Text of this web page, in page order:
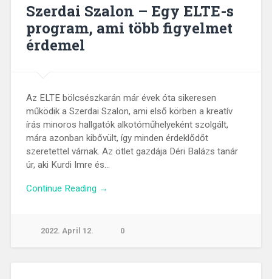
Szerdai Szalon – Egy ELTE-s
program, ami több figyelmet
érdemel
Az ELTE bölcsészkarán már évek óta sikeresen
működik a Szerdai Szalon, ami első körben a kreatív
írás minoros hallgatók alkotóműhelyeként szolgált,
mára azonban kibővült, így minden érdeklődőt
szeretettel várnak. Az ötlet gazdája Déri Balázs tanár
úr, aki Kurdi Imre és…
Continue Reading →
2022. April 12. 0